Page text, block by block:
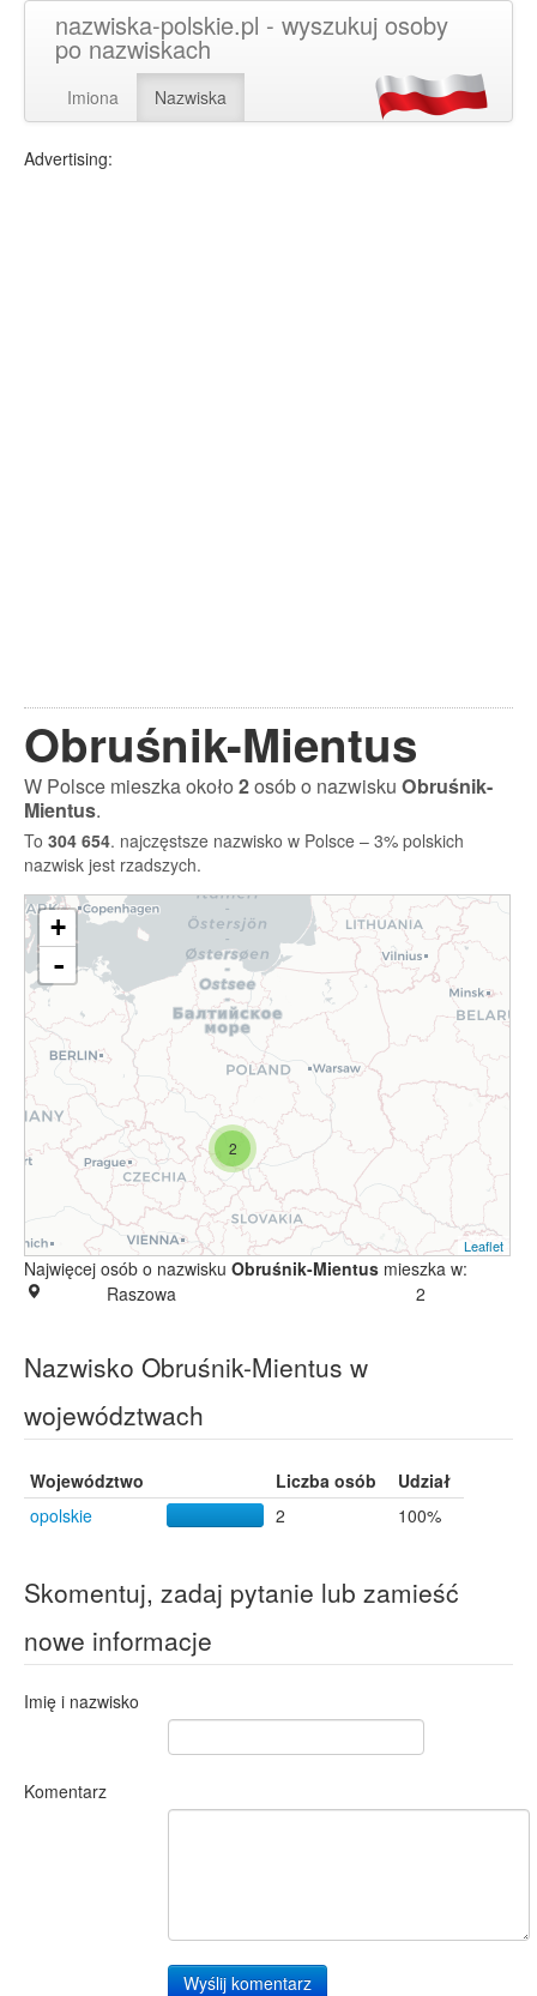
nazwiska-polskie.pl - wyszukuj osoby
po nazwiskach
Imiona Nazwiska
Advertising:
Obruśnik-Mientus
W Polsce mieszka około2osób o nazwisku Obruśnik-
Mientus.
To 304 654. najczęstsze nazwisko w Polsce – 3% polskich
nazwisk jest rzadszych.
2
+
-
Leaflet
Najwięcej osób o nazwisku Obruśnik-Mientus mieszka w:
Raszowa
2
Nazwisko Obruśnik-Mientus w
województwach
Województwo Liczba osób
Udział
opolskie
2 100%
Skomentuj, zadaj pytanie lub zamieść
nowe informacje
Imię i nazwisko
Komentarz
Wyślij komentarz